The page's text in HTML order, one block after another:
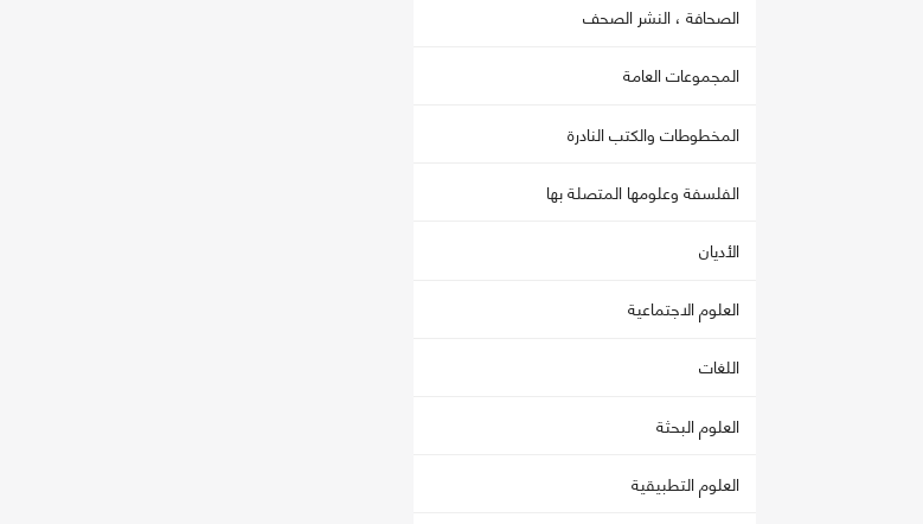
الصحافة ، النشر الصحف
المجموعات العامة
المخطوطات والكتب النادرة
الفلسفة وعلومها المتصلة بها
الأديان
العلوم الاجتماعية
اللغات
العلوم البحثة
العلوم التطبيقية